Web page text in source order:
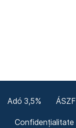
Adó 3,5% ÁSZF
Confidențialitate